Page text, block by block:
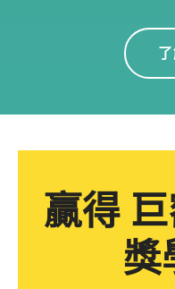
贏得
獎